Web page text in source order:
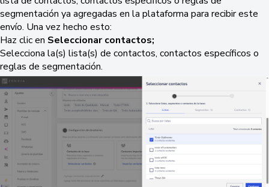
segmentación ya agregadas en la plataforma para recibir este
envío. Una vez hecho esto:
Haz clic en Seleccionar contactos;
Selecciona la(s) lista(s) de contactos, contactos específicos o
reglas de segmentación.